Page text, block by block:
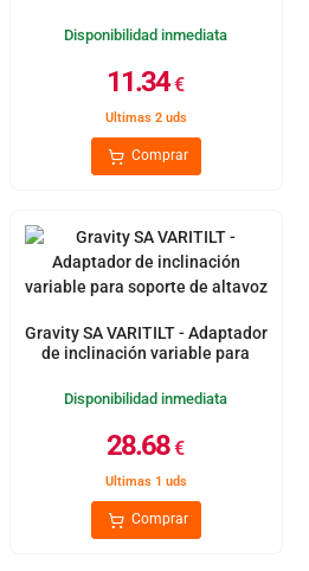
Disponibilidad inmediata
11.34€
Ultimas 2 uds
Comprar
Gravity SA VARITILT - Adaptador
de inclinación variable para
Disponibilidad inmediata
28.68€
Ultimas 1 uds
Comprar